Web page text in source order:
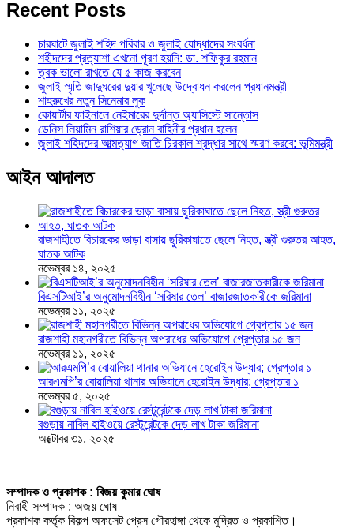
Recent Posts
চারঘাটে জুলাই শহিদ পরিবার ও জুলাই যোদ্ধাদের সংবর্ধনা
শহীদদের প্রত্যাশা এখনো পূরণ হয়নি: ডা. শফিকুর রহমান
ত্বক ভালো রাখতে যে ৫ কাজ করবেন
জুলাই স্মৃতি জাদুঘরের দুয়ার খুলেছে উদ্বোধন করলেন প্রধানমন্ত্রী
শাহরুখের নতুন সিনেমার লুক
কোয়ার্টার ফাইনালে নেইমারের দুর্দান্ত অ্যাসিস্টে সান্তোস
ডেনিস লিয়ামিন রাশিয়ার ড্রোন বাহিনীর প্রধান হলেন
জুলাই শহিদদের আত্মত্যাগ জাতি চিরকাল শ্রদ্ধার সাথে স্মরণ করবে: ভূমিমন্ত্রী
আইন আদালত
রাজশাহীতে বিচারকের ভাড়া বাসায় ছুরিকাঘাতে ছেলে নিহত, স্ত্রী গুরুতর আহত,
ঘাতক আটক
নভেম্বর ১৪, ২০২৫
বিএসটিআই’র অনুমোদনবিহীন ‘সরিষার তেল’ বাজারজাতকারীকে জরিমানা
নভেম্বর ১১, ২০২৫
রাজশাহী মহানগরীতে বিভিন্ন অপরাধের অভিযোগে গ্রেপ্তার ১৫ জন
নভেম্বর ১১, ২০২৫
আরএমপি’র বোয়ালিয়া থানার অভিযানে হেরোইন উদ্ধার; গ্রেপ্তার ১
নভেম্বর ৫, ২০২৫
বগুড়ায় নাবিল হাইওয়ে রেস্টুরেন্টকে দেড় লাখ টাকা জরিমানা
অক্টোবর ৩১, ২০২৫
সম্পাদক ও প্রকাশক : বিজয় কুমার ঘোষ
নিবাহী সম্পাদক : অজয় ঘোষ
প্রকাশক কর্তৃক বিকল্প অফসেট প্রেস গৌরহাঙ্গা থেকে মুদ্রিত ও প্রকাশিত।